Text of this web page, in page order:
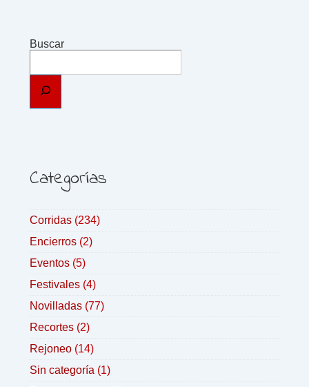
Buscar
Categorías
Corridas (234)
Encierros (2)
Eventos (5)
Festivales (4)
Novilladas (77)
Recortes (2)
Rejoneo (14)
Sin categoría (1)